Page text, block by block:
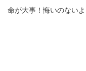
命が大事！悔いのない